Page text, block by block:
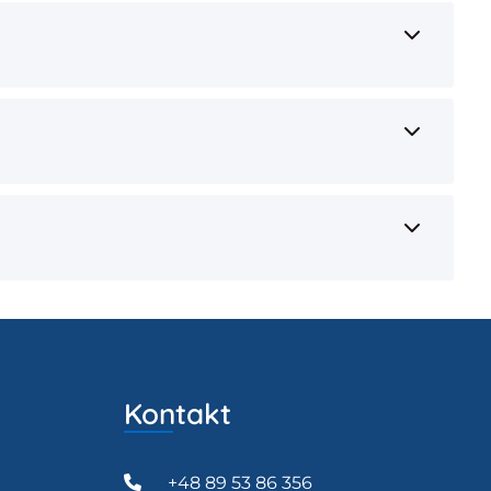
Kontakt
+48 89 53 86 356